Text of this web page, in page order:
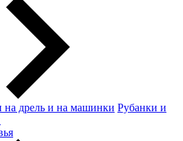
на дрель и на машинки Рубанки и